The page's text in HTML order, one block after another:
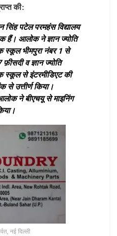
की:
सिंह पटेल परमहंस विद्यालय
हैं। आलोक ने ज्ञान ज्योति
स्कूल भीमपुरा नंबर 1 से
व ज्ञान ज्योति
स्कूल से इंटरमीडिएट की
से उत्तीर्ण किया।
ने बीएचयू से माइनिंग
नई दिल्ली